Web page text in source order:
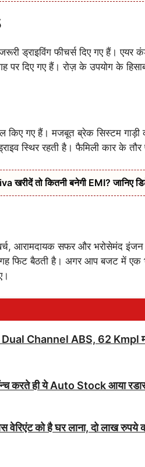
ड्राइविंग फीचर्स दिए गए हैं। एयर
दिए गए हैं। रोज़ के उपयोग के
किए गए हैं। मजबूत ब्रेक सिस्टम
स्थिर रहती है। फैमिली कार के तौर
खरीदें तो कितनी बनेगी EMI? जानिए
आरामदायक सफर और भरोसेमंद इंजन
फिट बैठती है। अगर आप बजट में एक
Channel ABS, 62 Kmpl
करते ही ये Auto Stock आया रडार
को है घर लाना, दो लाख